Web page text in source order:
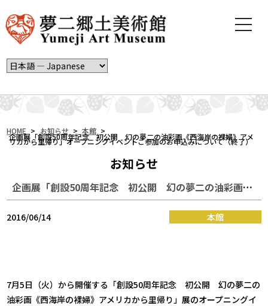
t
n
g
o
n
HOME > お知らせ > 本館 >
企画展「創設50周年記念 初公開 幻の夢二の油彩画《西海岸の裸婦》アメ
リカから里帰り」オープニングイベントご参加のお申込みについて（終了）
お知らせ
企画展「創設50周年記念 初公開 幻の夢二の油彩画《西海岸の裸婦》アメリカから里帰り」オープニングイベントご参加のお申込みについて（終了）
2016/06/14 本館
7月5日（火）から開催する「創設50周年記念 初公開 幻の夢二の
油彩画《西海岸の裸婦》アメリカから里帰り」展のオープニングイ